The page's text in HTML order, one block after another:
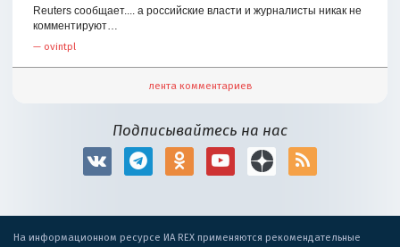
Reuters сообщает.... а российские власти и журналисты никак не
комментируют…
— ovintpl
лента комментариев
Подписывайтесь на нас
На информационном ресурсе ИА REX применяются рекомендательные